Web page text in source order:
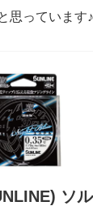
思っています♪
ソ